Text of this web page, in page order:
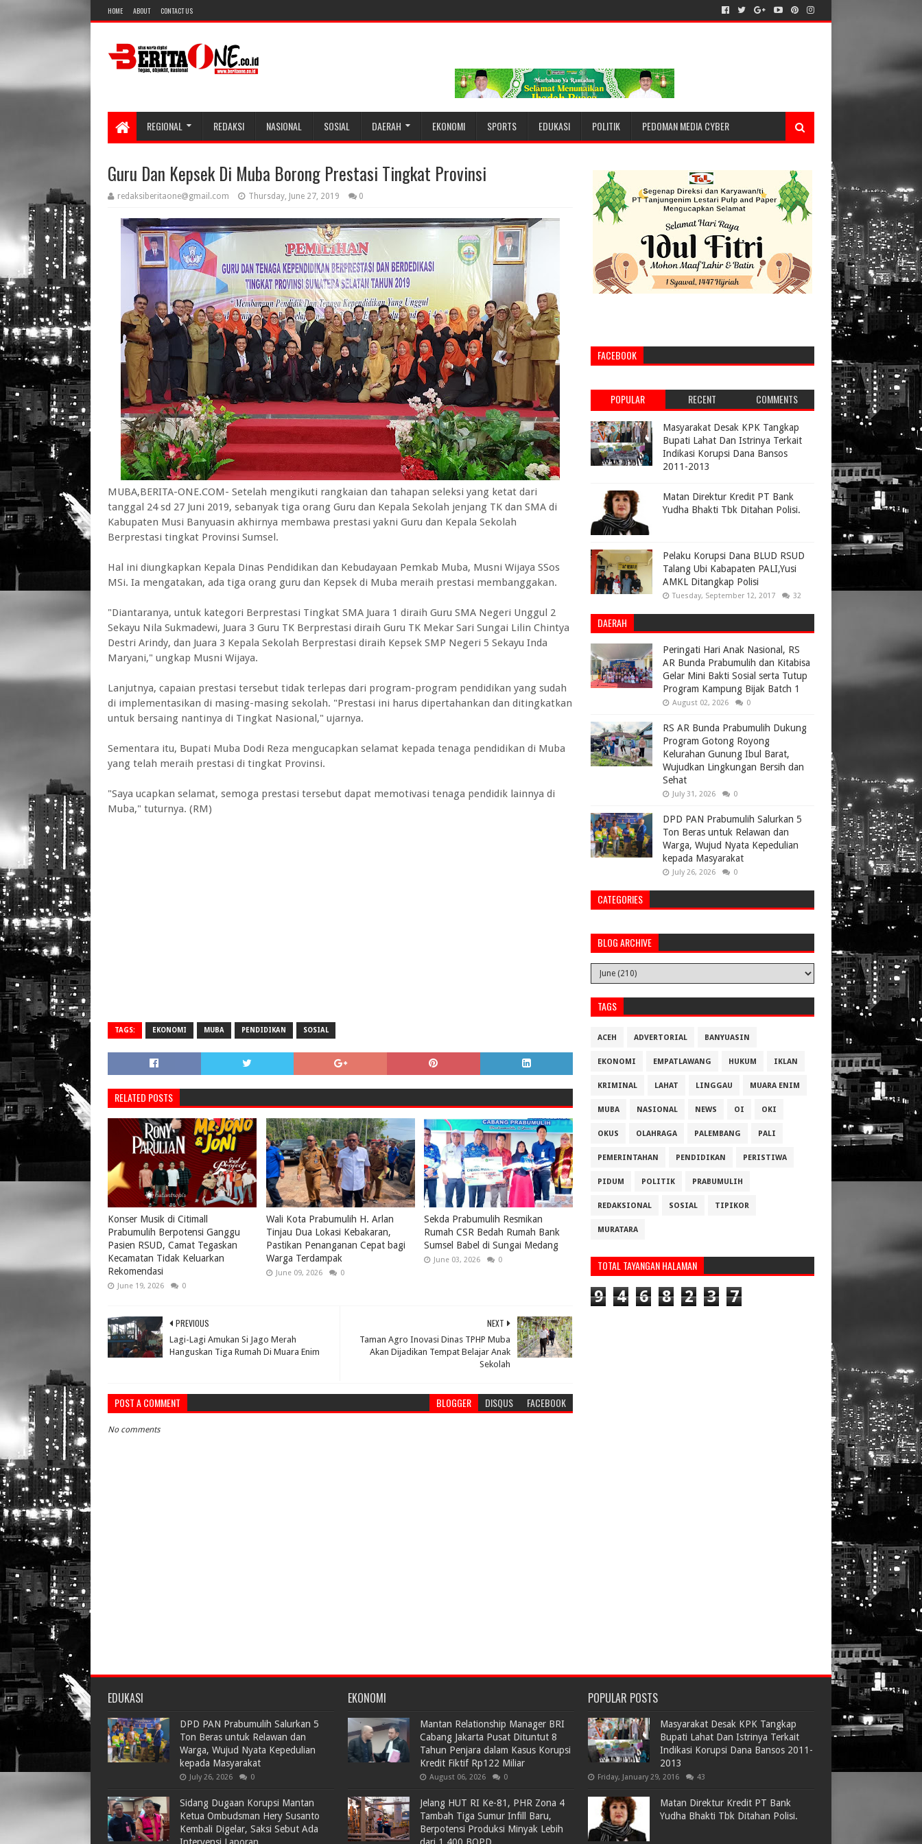
HOME ABOUT CONTACT US
REGIONAL REDAKSI NASIONAL SOSIAL DAERAH EKONOMI SPORTS EDUKASI POLITIK PEDOMAN MEDIA CYBER
Guru Dan Kepsek Di Muba Borong Prestasi Tingkat Provinsi
redaksiberitaone@gmail.com Thursday, June 27, 2019 0
MUBA,BERITA-ONE.COM- Setelah mengikuti rangkaian dan tahapan seleksi yang ketat dari
tanggal 24 sd 27 Juni 2019, sebanyak tiga orang Guru dan Kepala Sekolah jenjang TK dan SMA di
Kabupaten Musi Banyuasin akhirnya membawa prestasi yakni Guru dan Kepala Sekolah
Berprestasi tingkat Provinsi Sumsel.
Hal ini diungkapkan Kepala Dinas Pendidikan dan Kebudayaan Pemkab Muba, Musni Wijaya SSos
MSi. Ia mengatakan, ada tiga orang guru dan Kepsek di Muba meraih prestasi membanggakan.
"Diantaranya, untuk kategori Berprestasi Tingkat SMA Juara 1 diraih Guru SMA Negeri Unggul 2
Sekayu Nila Sukmadewi, Juara 3 Guru TK Berprestasi diraih Guru TK Mekar Sari Sungai Lilin Chintya
Destri Arindy, dan Juara 3 Kepala Sekolah Berprestasi diraih Kepsek SMP Negeri 5 Sekayu Inda
Maryani," ungkap Musni Wijaya.
Lanjutnya, capaian prestasi tersebut tidak terlepas dari program-program pendidikan yang sudah
di implementasikan di masing-masing sekolah. "Prestasi ini harus dipertahankan dan ditingkatkan
untuk bersaing nantinya di Tingkat Nasional," ujarnya.
Sementara itu, Bupati Muba Dodi Reza mengucapkan selamat kepada tenaga pendidikan di Muba
yang telah meraih prestasi di tingkat Provinsi.
"Saya ucapkan selamat, semoga prestasi tersebut dapat memotivasi tenaga pendidik lainnya di
Muba," tuturnya. (RM)
TAGS: EKONOMI MUBA PENDIDIKAN SOSIAL
RELATED POSTS
Konser Musik di Citimall
Prabumulih Berpotensi Ganggu
Pasien RSUD, Camat Tegaskan
Kecamatan Tidak Keluarkan
Rekomendasi
June 19, 2026 0
Wali Kota Prabumulih H. Arlan
Tinjau Dua Lokasi Kebakaran,
Pastikan Penanganan Cepat bagi
Warga Terdampak
June 09, 2026 0
Sekda Prabumulih Resmikan
Rumah CSR Bedah Rumah Bank
Sumsel Babel di Sungai Medang
June 03, 2026 0
NEXT
Taman Agro Inovasi Dinas TPHP Muba
Akan Dijadikan Tempat Belajar Anak
Sekolah
PREVIOUS
Lagi-Lagi Amukan Si Jago Merah
Hanguskan Tiga Rumah Di Muara Enim
POST A COMMENT BLOGGER DISQUS FACEBOOK
No comments
FACEBOOK
POPULAR RECENT COMMENTS
Masyarakat Desak KPK Tangkap
Bupati Lahat Dan Istrinya Terkait
Indikasi Korupsi Dana Bansos
2011-2013
Matan Direktur Kredit PT Bank
Yudha Bhakti Tbk Ditahan Polisi.
Pelaku Korupsi Dana BLUD RSUD
Talang Ubi Kabapaten PALI,Yusi
AMKL Ditangkap Polisi
Tuesday, September 12, 2017 32
DAERAH
Peringati Hari Anak Nasional, RS
AR Bunda Prabumulih dan Kitabisa
Gelar Mini Bakti Sosial serta Tutup
Program Kampung Bijak Batch 1
August 02, 2026 0
RS AR Bunda Prabumulih Dukung
Program Gotong Royong
Kelurahan Gunung Ibul Barat,
Wujudkan Lingkungan Bersih dan
Sehat
July 31, 2026 0
DPD PAN Prabumulih Salurkan 5
Ton Beras untuk Relawan dan
Warga, Wujud Nyata Kepedulian
kepada Masyarakat
July 26, 2026 0
CATEGORIES
BLOG ARCHIVE
TAGS
ACEH ADVERTORIAL BANYUASIN
EKONOMI EMPATLAWANG HUKUM IKLAN
KRIMINAL LAHAT LINGGAU MUARA ENIM
MUBA NASIONAL NEWS OI OKI
OKUS OLAHRAGA PALEMBANG PALI
PEMERINTAHAN PENDIDIKAN PERISTIWA
PIDUM POLITIK PRABUMULIH
REDAKSIONAL SOSIAL TIPIKOR
MURATARA
TOTAL TAYANGAN HALAMAN
9 4 6 8 2 3 7
EDUKASI
DPD PAN Prabumulih Salurkan 5
Ton Beras untuk Relawan dan
Warga, Wujud Nyata Kepedulian
kepada Masyarakat
July 26, 2026 0
Sidang Dugaan Korupsi Mantan
Ketua Ombudsman Hery Susanto
Kembali Digelar, Saksi Sebut Ada
EKONOMI
Mantan Relationship Manager BRI
Cabang Jakarta Pusat Dituntut 8
Tahun Penjara dalam Kasus Korupsi
Kredit Fiktif Rp122 Miliar
August 06, 2026 0
Jelang HUT RI Ke-81, PHR Zona 4
Tambah Tiga Sumur Infill Baru,
Berpotensi Produksi Minyak Lebih
POPULAR POSTS
Masyarakat Desak KPK Tangkap
Bupati Lahat Dan Istrinya Terkait
Indikasi Korupsi Dana Bansos 2011-
2013
Friday, January 29, 2016 43
Matan Direktur Kredit PT Bank
Yudha Bhakti Tbk Ditahan Polisi.